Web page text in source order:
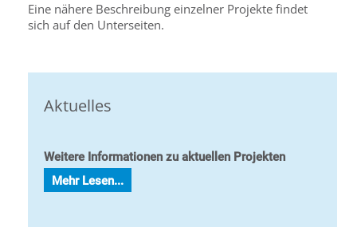
Eine nähere Beschreibung einzelner Projekte findet
sich auf den Unterseiten.
Aktuelles
Weitere Informationen zu aktuellen Projekten
Mehr Lesen...